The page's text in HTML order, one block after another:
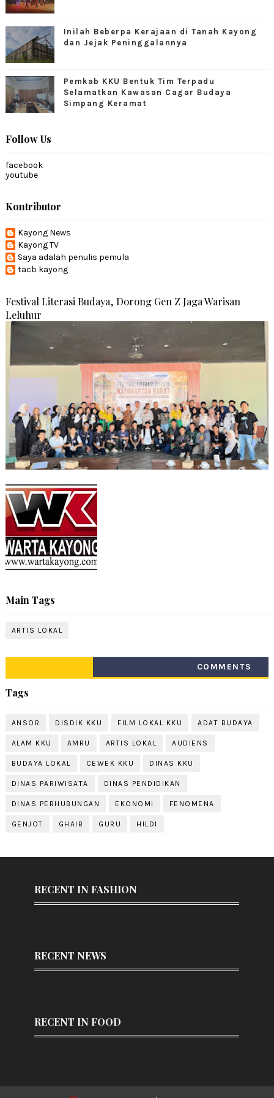
Inilah Beberpa Kerajaan di Tanah Kayong
dan Jejak Peninggalannya
Pemkab KKU Bentuk Tim Terpadu
Selamatkan Kawasan Cagar Budaya
Simpang Keramat
Follow Us
facebook
youtube
Kontributor
Kayong News
Kayong TV
Saya adalah penulis pemula
tacb kayong
Festival Literasi Budaya, Dorong Gen Z Jaga Warisan
Leluhur
Main Tags
ARTIS LOKAL
COMMENTS
Tags
ANSOR DISDIK KKU FILM LOKAL KKU ADAT BUDAYA
ALAM KKU AMRU ARTIS LOKAL AUDIENS
BUDAYA LOKAL CEWEK KKU DINAS KKU
DINAS PARIWISATA DINAS PENDIDIKAN
DINAS PERHUBUNGAN EKONOMI FENOMENA
GENJOT GHAIB GURU HILDI
RECENT IN FASHION
RECENT NEWS
RECENT IN FOOD